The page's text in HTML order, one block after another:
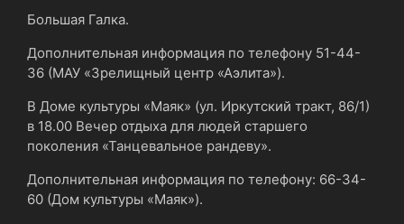
Большая Галка.
Дополнительная информация по телефону 51-44-
36 (МАУ «Зрелищный центр «Аэлита»).
В Доме культуры «Маяк» (ул. Иркутский тракт, 86/1)
в 18.00 Вечер отдыха для людей старшего
поколения «Танцевальное рандеву».
Дополнительная информация по телефону: 66-34-
60 (Дом культуры «Маяк»).